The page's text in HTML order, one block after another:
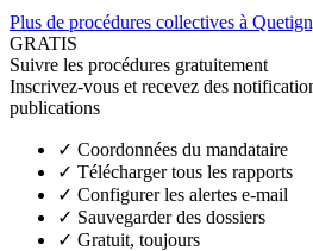
Plus de procédures collectives à
GRATIS
Suivre les procédures gratuitement
Inscrivez-vous et recevez des
publications
✓ Coordonnées du mandataire
✓ Télécharger tous les rapports
✓ Configurer les alertes e-mail
✓ Sauvegarder des dossiers
✓ Gratuit, toujours